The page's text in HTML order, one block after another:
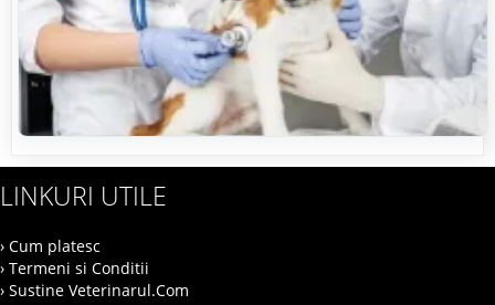
LINKURI UTILE
› Cum platesc
› Termeni si Conditii
› Sustine Veterinarul.Com